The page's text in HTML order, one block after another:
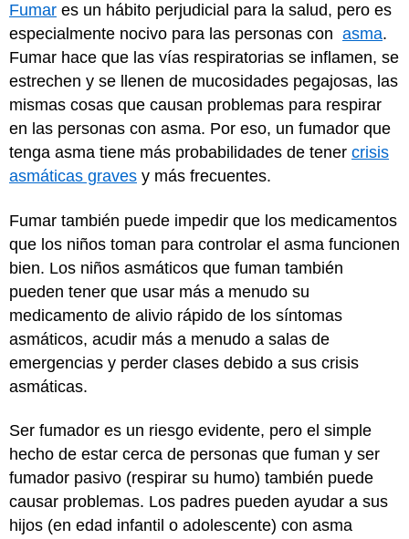
Fumar es un hábito perjudicial para la salud, pero es
especialmente nocivo para las personas con asma.
Fumar hace que las vías respiratorias se inflamen, se
estrechen y se llenen de mucosidades pegajosas, las
mismas cosas que causan problemas para respirar
en las personas con asma. Por eso, un fumador que
tenga asma tiene más probabilidades de tener crisis
asmáticas graves y más frecuentes.
Fumar también puede impedir que los medicamentos
que los niños toman para controlar el asma funcionen
bien. Los niños asmáticos que fuman también
pueden tener que usar más a menudo su
medicamento de alivio rápido de los síntomas
asmáticos, acudir más a menudo a salas de
emergencias y perder clases debido a sus crisis
asmáticas.
Ser fumador es un riesgo evidente, pero el simple
hecho de estar cerca de personas que fuman y ser
fumador pasivo (respirar su humo) también puede
causar problemas. Los padres pueden ayudar a sus
hijos (en edad infantil o adolescente) con asma